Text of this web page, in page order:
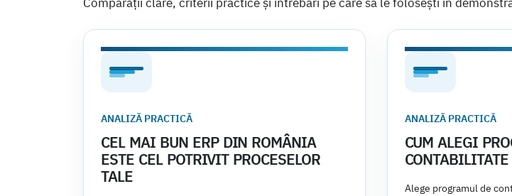
ANALIZĂ PRACTICĂ
CEL MAI BUN ERP DIN ROMÂNIA
ESTE CEL POTRIVIT PROCESELOR
TALE
ANALIZĂ PRACTICĂ
CUM ALEGI
Alege programul de